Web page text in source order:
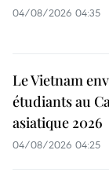
04/08/2026 04:35
Le Vietnam
étudiants au
asiatique 2026
04/08/2026 04:25